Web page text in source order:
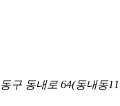
구 동내로 64(동내동